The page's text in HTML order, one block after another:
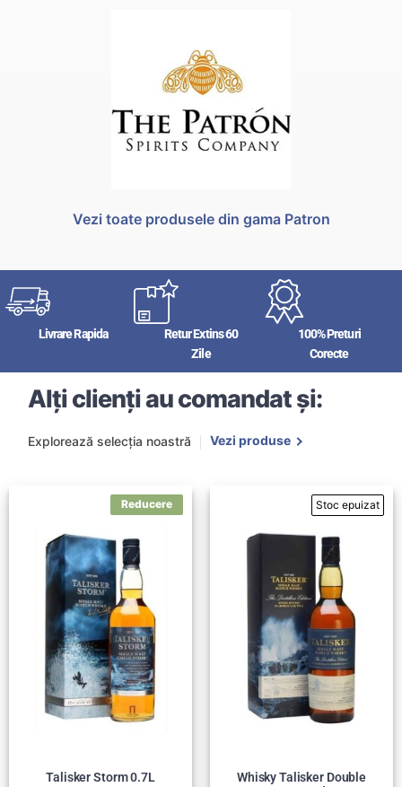
Vezi toate produsele din gama Patron
Livrare Rapida
Retur Extins 60
Zile
100% Preturi
Corecte
Alți clienți au comandat și:
Explorează selecția noastră Vezi produse
Talisker Storm 0.7L
Whisky Talisker Double